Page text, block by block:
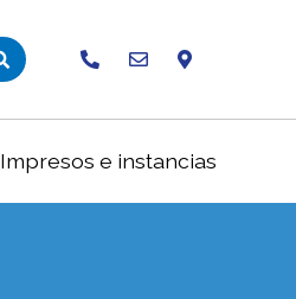
Impresos e instancias